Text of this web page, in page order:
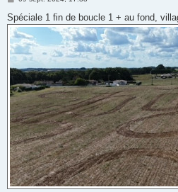
s
s
a
g
e
Spéciale 1 fin de boucle 1 + au fond,